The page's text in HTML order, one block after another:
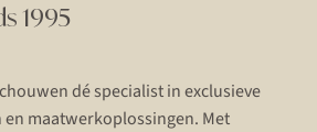
1995
dé specialist in exclusieve
maatwerkoplossingen. Met